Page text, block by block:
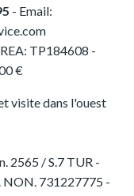
- Email:
REA: TP184608 -
€
visite dans l'ouest
2565 / S.7 TUR -
NON. 731227775 -